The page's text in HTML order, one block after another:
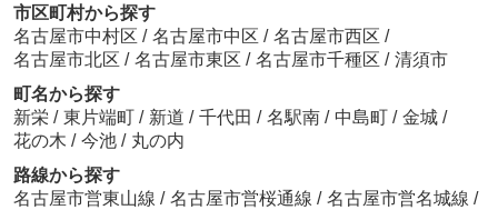
市区町村から探す
名古屋市中村区 / 名古屋市中区 / 名古屋市西区 /
名古屋市北区 / 名古屋市東区 / 名古屋市千種区 / 清須市
町名から探す
新栄 / 東片端町 / 新道 / 千代田 / 名駅南 / 中島町 / 金城 /
花の木 / 今池 / 丸の内
路線から探す
名古屋市営東山線 / 名古屋市営桜通線 / 名古屋市営名城線 /